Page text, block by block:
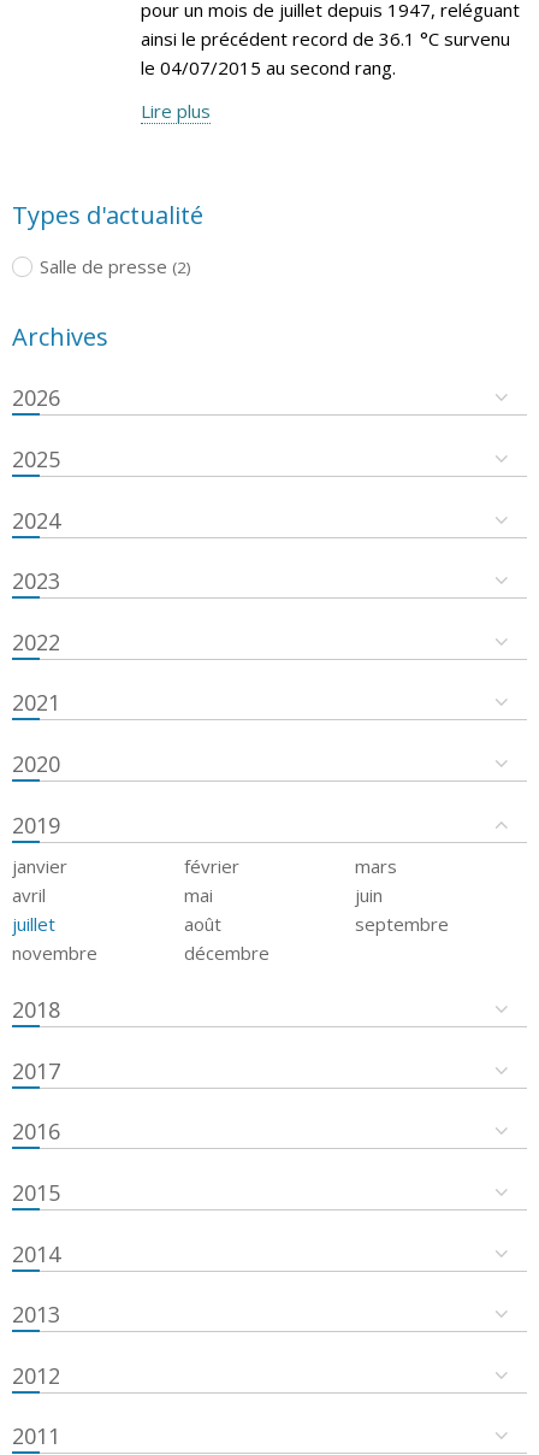
pour un mois de juillet depuis 1947, reléguant
ainsi le précédent record de 36.1 °C survenu
le 04/07/2015 au second rang.
Lire plus
Types d'actualité
Salle de presse (2)
Archives
2026
2025
2024
2023
2022
2021
2020
2019
janvier février
mars
avril
mai
juin
juillet
août
septembre
novembre
décembre
2018
2017
2016
2015
2014
2013
2012
2011